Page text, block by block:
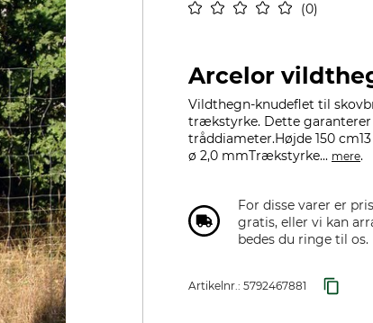
0
Arcelor
Vildthegn-knudeflet til
trækstyrke. Dette garanterer
tråddiameter.Højde 150
ø 2,0 mmTrækstyrke... mere.
For disse varer er
gratis, eller vi kan
bedes du ringe til os.
Artikelnr.: 5792467881